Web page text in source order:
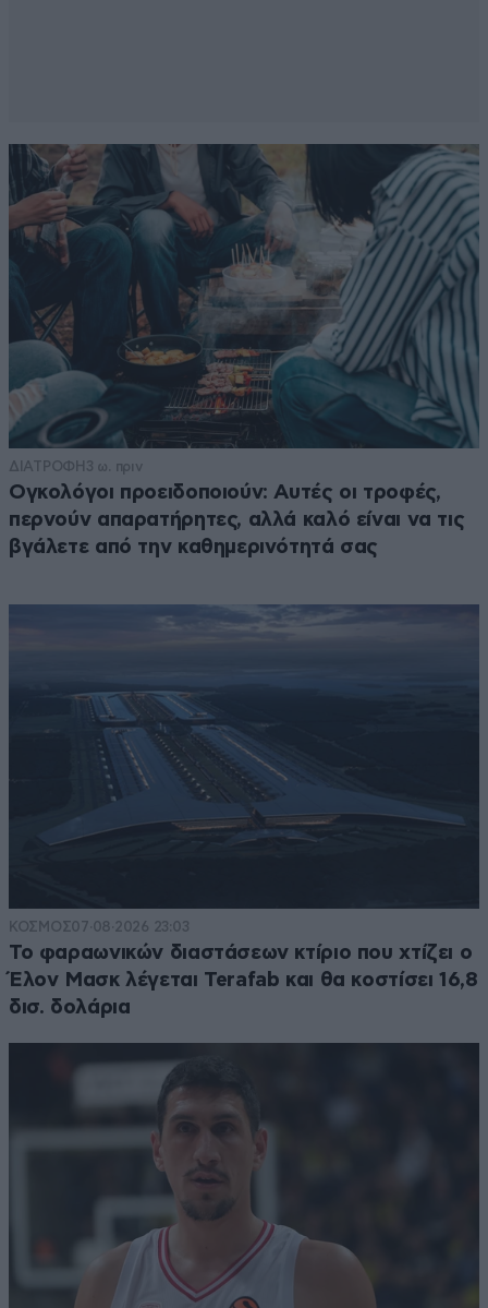
ΔΙΑΤΡΟΦΗ 3 ω. πριν
Ογκολόγοι προειδοποιούν: Αυτές οι τροφές,
περνούν απαρατήρητες, αλλά καλό είναι να τις
βγάλετε από την καθημερινότητά σας
ΚΟΣΜΟΣ07·08·2026 23:03
Το φαραωνικών διαστάσεων κτίριο που χτίζει ο
Έλον Μασκ λέγεται Terafab και θα κοστίσει 16,8
δισ. δολάρια